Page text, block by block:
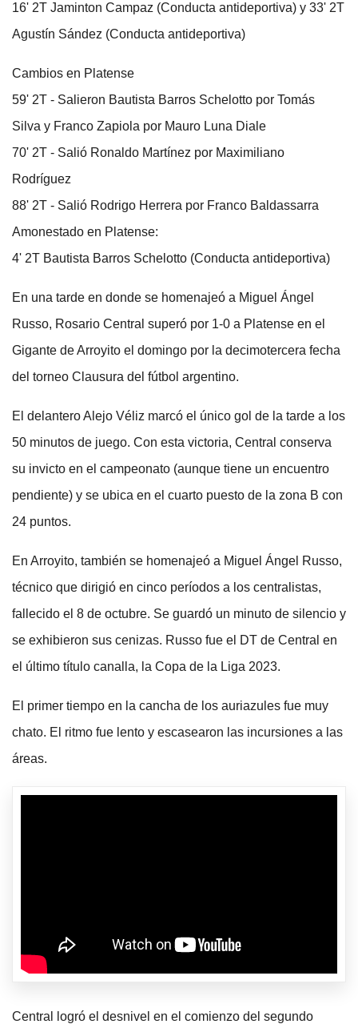
16' 2T Jaminton Campaz (Conducta antideportiva) y 33' 2T
Agustín Sández (Conducta antideportiva)
Cambios en Platense
59' 2T - Salieron Bautista Barros Schelotto por Tomás
Silva y Franco Zapiola por Mauro Luna Diale
70' 2T - Salió Ronaldo Martínez por Maximiliano
Rodríguez
88' 2T - Salió Rodrigo Herrera por Franco Baldassarra
Amonestado en Platense:
4' 2T Bautista Barros Schelotto (Conducta antideportiva)
En una tarde en donde se homenajeó a Miguel Ángel
Russo, Rosario Central superó por 1-0 a Platense en el
Gigante de Arroyito el domingo por la decimotercera fecha
del torneo Clausura del fútbol argentino.
El delantero Alejo Véliz marcó el único gol de la tarde a los
50 minutos de juego. Con esta victoria, Central conserva
su invicto en el campeonato (aunque tiene un encuentro
pendiente) y se ubica en el cuarto puesto de la zona B con
24 puntos.
En Arroyito, también se homenajeó a Miguel Ángel Russo,
técnico que dirigió en cinco períodos a los centralistas,
fallecido el 8 de octubre. Se guardó un minuto de silencio y
se exhibieron sus cenizas. Russo fue el DT de Central en
el último título canalla, la Copa de la Liga 2023.
El primer tiempo en la cancha de los auriazules fue muy
chato. El ritmo fue lento y escasearon las incursiones a las
áreas.
Central logró el desnivel en el comienzo del segundo